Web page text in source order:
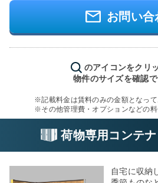
お問い合
のアイコンをクリ
物件のサイズを確認で
※記載料金は賃料のみの金額となって
※その他管理費・オプションなどの料
荷物専用コンテナ
自宅に収納